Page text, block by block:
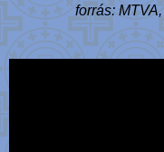
forrás: